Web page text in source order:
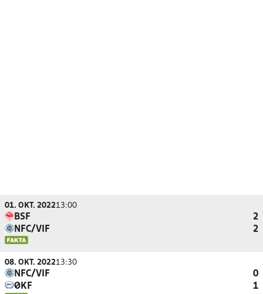
01. OKT. 202213:00
BSF
2
NFC/VIF
2
08. OKT. 202213:30
NFC/VIF
0
ØKF
1